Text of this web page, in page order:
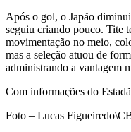
Após o gol, o Japão
seguiu criando pouco. Tite
movimentação no meio,
mas a seleção atuou de
administrando a vantagem
Com informações do
Foto – Lucas